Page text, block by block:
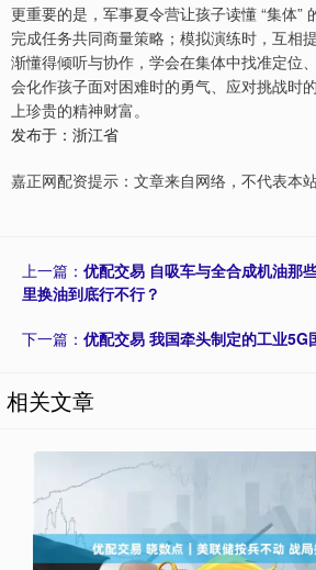
更重要的是，军事夏令营让孩子读懂 “集体”
完成任务共同商量策略；模拟演练时，互相
渐懂得倾听与协作，学会在集体中找准定位
会化作孩子面对困难时的勇气、应对挑战时
上珍贵的精神财富。
发布于：浙江省
嘉正网配资提示：文章来自网络，不代表本站
上一篇： 优配交易 自吸车与全合成机油那
里换油到底行不行？
下一篇： 优配交易 我国牵头制定的工业5G
相关文章